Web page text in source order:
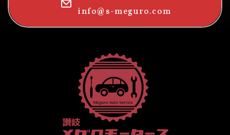
info@s-meguro.com